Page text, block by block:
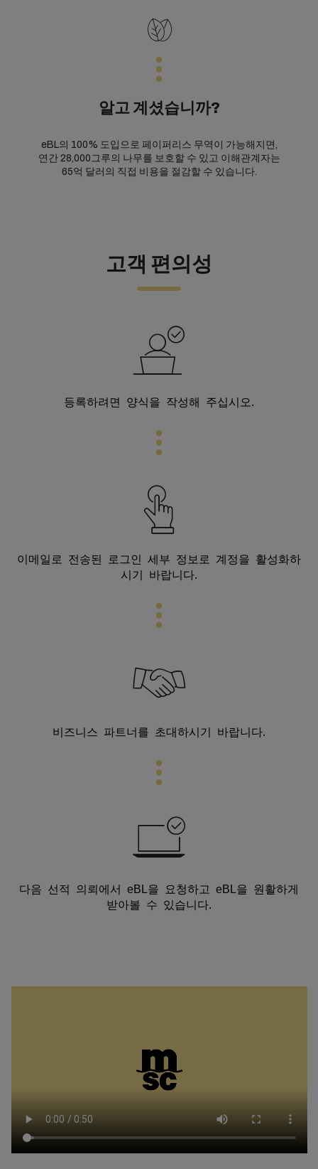
알고 계셨습니까?
eBL의 100% 도입으로 페이퍼리스 무역이 가능해지면,
연간 28,000그루의 나무를 보호할 수 있고 이해관계자는
65억 달러의 직접 비용을 절감할 수 있습니다.
고객 편의성
등록하려면 양식을 작성해 주십시오.
이메일로 전송된 로그인 세부 정보로 계정을 활성화하
시기 바랍니다.
비즈니스 파트너를 초대하시기 바랍니다.
다음 선적 의뢰에서 eBL을 요청하고 eBL을 원활하게
받아볼 수 있습니다.